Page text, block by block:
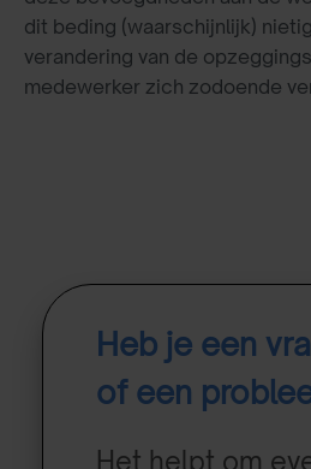
dit beding (waarschijnlijk)
verandering van de
medewerker zich zodoende
Heb je een
of een
Het helpt om